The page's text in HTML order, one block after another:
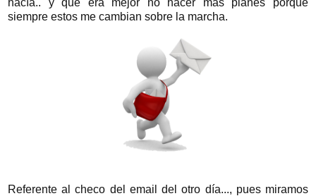
siempre estos me cambian sobre la marcha.
Referente al checo del email del otro día..., pues miramos